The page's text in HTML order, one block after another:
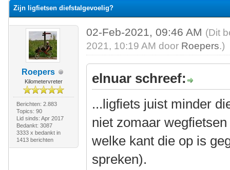
Zijn ligfietsen diefstalgevoelig?
Roepers
Kilometervreter
Berichten: 2.883
Topics: 90
Lid sinds: Apr 2017
Bedankt: 3087
3333 x bedankt in
1413 berichten
02-Feb-2021, 09:46 AM (Dit
2021, 10:19 AM door Roepers.)
elnuar schreef:
...ligfiets juist minder
niet zomaar
welke kant die op is
spreken).